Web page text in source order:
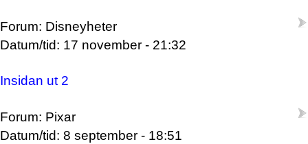
Forum: Disneyheter
Datum/tid: 17 november - 21:32
Insidan ut 2
Forum: Pixar
Datum/tid: 8 september - 18:51